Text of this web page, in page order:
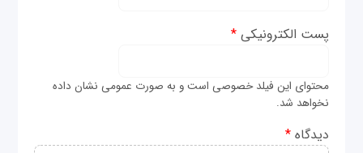
پست الکترونیکی*
محتوای این فیلد خصوصی است و به صورت عمومی نشان داده
نخواهد شد.
دیدگاه*